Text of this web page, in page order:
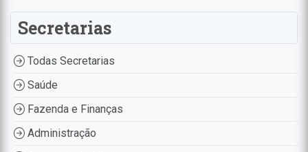
Secretarias
Todas Secretarias
Saúde
Fazenda e Finanças
Administração